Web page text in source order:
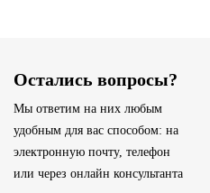
Остались вопросы?
Мы ответим на них любым
удобным для вас способом: на
электронную почту, телефон
или через онлайн консультанта